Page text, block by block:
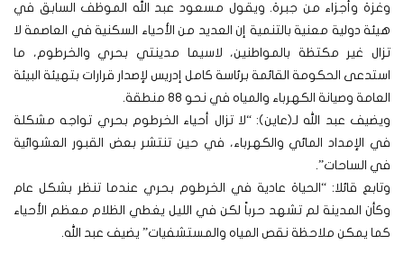
وغزة وأجزاء من جبرة. ويقول مسعود عبد الله الموظف السابق في
هيئة دولية معنية بالتنمية إن العديد من الأحياء السكنية في العاصمة لا
تزال غير مكتظة بالمواطنين، لاسيما مدينتي بحري والخرطوم، ما
استدعى الحكومة القائمة برئاسة كامل إدريس لإصدار قرارات بتهيئة البيئة
العامة وصيانة الكهرباء والمياه في نحو 88 منطقة.
ويضيف عبد الله لـ(عاين): “لا تزال أحياء الخرطوم بحري تواجه مشكلة
في الإمداد المائي والكهرباء، في حين تنتشر بعض القبور العشوائية
في الساحات”.
وتابع قائلا: “الحياة عادية في الخرطوم بحري عندما تنظر بشكل عام
وكأن المدينة لم تشهد حرباً لكن في الليل يغطي الظلام معظم الأحياء
كما يمكن ملاحظة نقص المياه والمستشفيات” يضيف عبد الله.